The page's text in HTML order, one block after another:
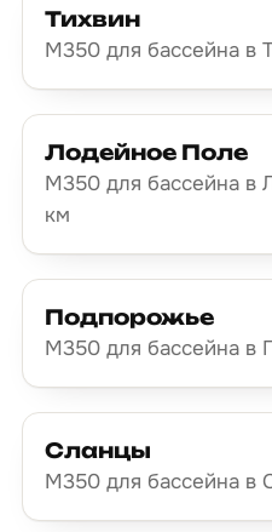
Тихвин
М350 для бассейна в
Лодейное Поле
М350 для бассейна в
км
Подпорожье
М350 для бассейна в
Сланцы
М350 для бассейна в